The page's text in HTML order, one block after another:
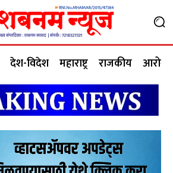
देश-विदेश महाराष्ट्र राजकीय आरोग्य